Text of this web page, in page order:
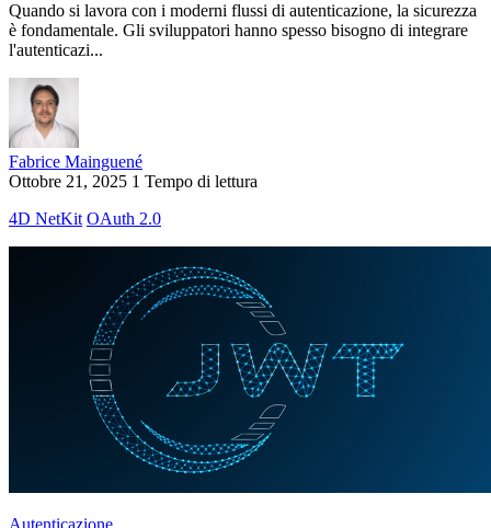
Quando si lavora con i moderni flussi di autenticazione, la sicurezza
è fondamentale. Gli sviluppatori hanno spesso bisogno di integrare
l'autenticazi...
Fabrice Mainguené
Ottobre 21, 2025 1 Tempo di lettura
4D NetKit OAuth 2.0